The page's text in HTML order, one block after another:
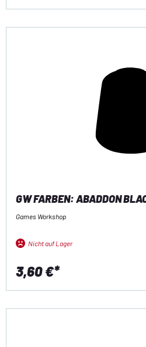
GW FARBEN: ABADDON
Games Workshop
Nicht auf Lager
3,60 €*